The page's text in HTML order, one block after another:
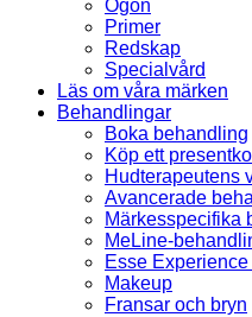
Ögon
Primer
Redskap
Specialvård
Läs om våra märken
Behandlingar
Boka behandling
Köp ett
Hudterapeutens
Avancerade
Märkesspecifika
MeLine-
Esse
Makeup
Fransar och bryn